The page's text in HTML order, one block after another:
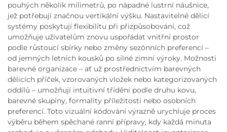
pouhých několik milimetrů, po nápadné lustrní náušnice,
jež potřebují značnou vertikální výšku. Nastavitelné dělicí
systémy poskytují flexibilitu při přizpůsobování, což
umožňuje uživatelům znovu uspořádat vnitřní prostor
podle růstoucí sbírky nebo změny sezónních preferencí –
od jemných letních kousků po silné zimní výroky. Možnosti
barevné organizace – ať už prostřednictvím barevných
dělicích příček, vzorovaných vložek nebo kategorizovaných
oddílů – umožňují intuitivní třídění podle druhu kovu,
barevné skupiny, formality příležitosti nebo osobních
preferencí. Toto vizuální kódování výrazně urychluje proces
výběru během spěchané ranní přípravy, kdy každá minuta